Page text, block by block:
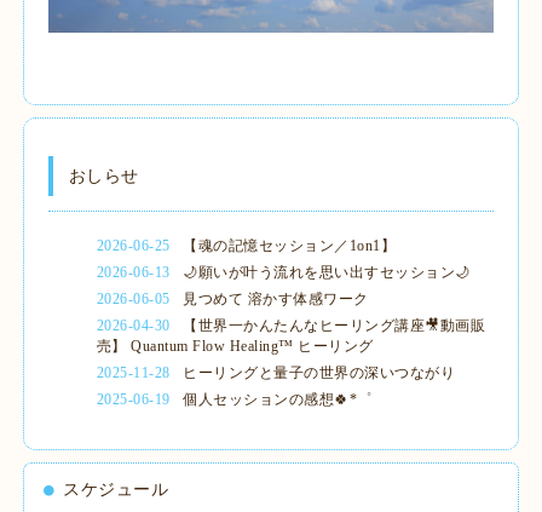
おしらせ
2026-06-25
【魂の記憶セッション／1on1】
2026-06-13
🌙願いが叶う流れを思い出すセッション🌙
2026-06-05
見つめて 溶かす体感ワーク
2026-04-30
【世界一かんたんなヒーリング講座🎥動画販
売】 Quantum Flow Healing™ ヒーリング
2025-11-28
ヒーリングと量子の世界の深いつながり
2025-06-19
個人セッションの感想🍀*゜
スケジュール